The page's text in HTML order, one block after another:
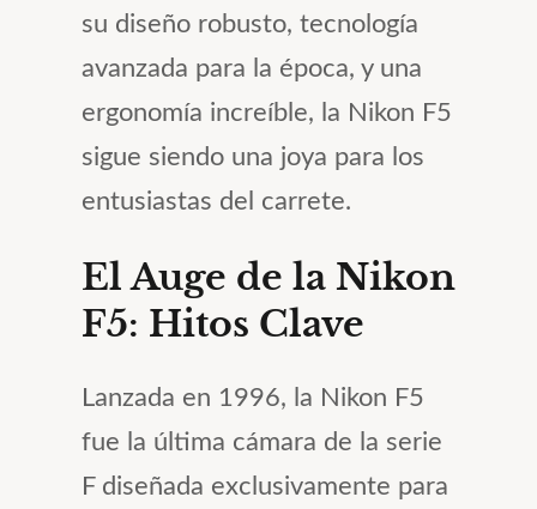
su diseño robusto, tecnología
avanzada para la época, y una
ergonomía increíble, la Nikon F5
sigue siendo una joya para los
entusiastas del carrete.
El Auge de la Nikon
F5: Hitos Clave
Lanzada en 1996, la Nikon F5
fue la última cámara de la serie
F diseñada exclusivamente para